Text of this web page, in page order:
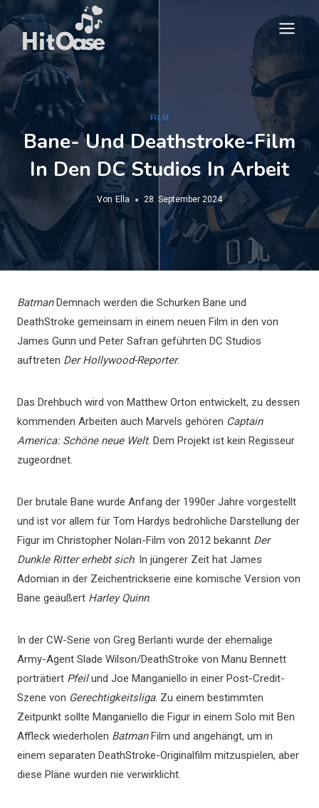
Inhalt
springen
FILM
Bane- Und Deathstroke-Film
In Den DC Studios In Arbeit
Von Ella 28. September 2024
BatmanDemnach werden die Schurken Bane und
DeathStroke gemeinsam in einem neuen Film in den von
James Gunn und Peter Safran geführten DC Studios
auftreten Der Hollywood-Reporter.
Das Drehbuch wird von Matthew Orton entwickelt, zu dessen
kommenden Arbeiten auch Marvels gehören Captain
America: Schöne neue Welt. Dem Projekt ist kein Regisseur
zugeordnet.
Der brutale Bane wurde Anfang der 1990er Jahre vorgestellt
und ist vor allem für Tom Hardys bedrohliche Darstellung der
Figur im Christopher Nolan-Film von 2012 bekannt Der
Dunkle Ritter erhebt sich. In jüngerer Zeit hat James
Adomian in der Zeichentrickserie eine komische Version von
Bane geäußert Harley Quinn.
In der CW-Serie von Greg Berlanti wurde der ehemalige
Army-Agent Slade Wilson/DeathStroke von Manu Bennett
porträtiert Pfeilund Joe Manganiello in einer Post-Credit-
Szene von Gerechtigkeitsliga. Zu einem bestimmten
Zeitpunkt sollte Manganiello die Figur in einem Solo mit Ben
Affleck wiederholen BatmanFilm und angehängt, um in
einem separaten DeathStroke-Originalfilm mitzuspielen, aber
diese Pläne wurden nie verwirklicht.